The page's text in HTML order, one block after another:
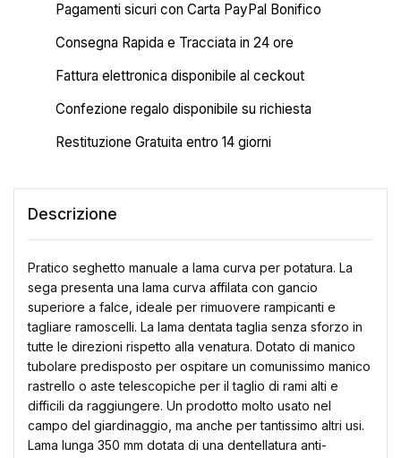
Pagamenti sicuri con Carta PayPal Bonifico
Consegna Rapida e Tracciata in 24 ore
Fattura elettronica disponibile al ceckout
Confezione regalo disponibile su richiesta
Restituzione Gratuita entro 14 giorni
Descrizione
Pratico seghetto manuale a lama curva per potatura. La
sega presenta una lama curva affilata con gancio
superiore a falce, ideale per rimuovere rampicanti e
tagliare ramoscelli. La lama dentata taglia senza sforzo in
tutte le direzioni rispetto alla venatura. Dotato di manico
tubolare predisposto per ospitare un comunissimo manico
rastrello o aste telescopiche per il taglio di rami alti e
difficili da raggiungere. Un prodotto molto usato nel
campo del giardinaggio, ma anche per tantissimo altri usi.
Lama lunga 350 mm dotata di una dentellatura anti-